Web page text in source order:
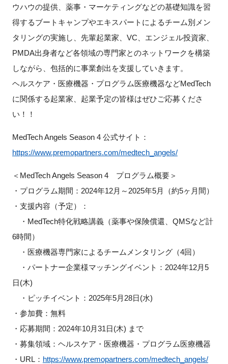
閉じる
ウハウの提供、薬事・マーケティングなどの基礎知識を習
得するブートキャンプやエキスパートによるチーム別メン
タリングの実施し、先輩起業家、VC、エンジェル投資家、
PMDA出身者など各領域の専門家とのネットワークを構築
しながら、包括的に事業創出を支援していきます。
ヘルスケア・医療機器・プログラム医療機器などMedTech
に関係する起業家、起業予定の皆様はぜひご応募くださ
い！！
MedTech Angels Season 4 公式サイト：
https://www.premopartners.com/medtech_angels/
＜MedTech Angels Season 4 プログラム概要＞
・プログラム期間：2024年12月～2025年5月（約5ヶ月間）
・支援内容（予定）：
・MedTech特化戦略講義（薬事や保険償還、QMSなど計
6時間）
・医療機器専門家によるチームメンタリング（4回）
・パートナー企業様マッチングイベント：2024年12月5
日(木)
・ピッチイベント：2025年5月28日(水)
・参加費：無料
・応募期間：2024年10月31日(木) まで
・募集領域：ヘルスケア・医療機器・プログラム医療機器
・URL： https://www.premopartners.com/medtech_angels/